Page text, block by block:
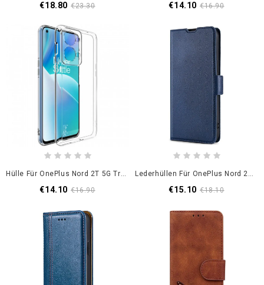
€18.80 €23.30 €14.10 €16.90
Hülle Für OnePlus Nord 2T 5G Transparentes Imak
€14.10 €16.90
Lederhüllen Für OnePlus Nord 2T 5G Superfein
€15.10 €18.10